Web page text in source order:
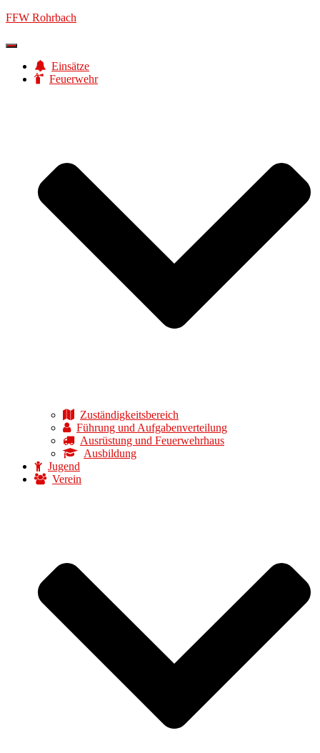
FFW Rohrbach
Navigation
umschaltenEinsätze
Feuerwehr
Zuständigkeitsbereich
Führung und Aufgabenverteilung
Ausrüstung und Feuerwehrhaus
Ausbildung
Jugend
Verein